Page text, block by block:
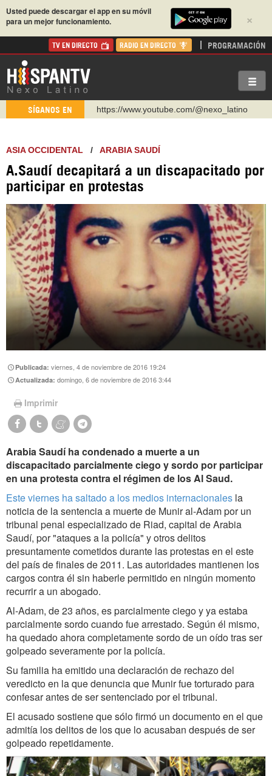
×
Usted puede descargar el app en su móvil
para un mejor funcionamiento.
TV EN DIRECTO RADIO EN DIRECTO PROGRAMACIÓN
SÍGANOS EN
https://www.youtube.com/@nexo_latino
https://t.me/hispantvcanal
https://urmedium.com/c/hispantv
WhatsApp y Viber: +98 921 79 29 404
https://www.facebook.com/Nexolatino.Canal
ASIA OCCIDENTAL / ARABIA SAUDÍ
A.Saudí decapitará a un discapacitado por
participar en protestas
Publicada:viernes, 4 de noviembre de 2016 19:24
Actualizada:domingo, 6 de noviembre de 2016 3:44
Imprimir
Arabia Saudí ha condenado a muerte a un
discapacitado parcialmente ciego y sordo por participar
en una protesta contra el régimen de los Al Saud.
Este viernes ha saltado a los medios internacionales la
noticia de la sentencia a muerte de Munir al-Adam por un
tribunal penal especializado de Riad, capital de Arabia
Saudí, por "ataques a la policía" y otros delitos
presuntamente cometidos durante las protestas en el este
del país de finales de 2011. Las autoridades mantienen los
cargos contra él sin haberle permitido en ningún momento
recurrir a un abogado.
Al-Adam, de 23 años, es parcialmente ciego y ya estaba
parcialmente sordo cuando fue arrestado. Según él mismo,
ha quedado ahora completamente sordo de un oído tras ser
golpeado severamente por la policía.
Su familia ha emitido una declaración de rechazo del
veredicto en la que denuncia que Munir fue torturado para
confesar antes de ser sentenciado por el tribunal.
El acusado sostiene que sólo firmó un documento en el que
admitía los delitos de los que lo acusaban después de ser
golpeado repetidamente.